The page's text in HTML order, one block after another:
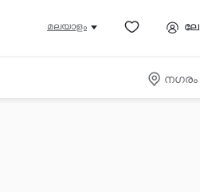
മലയാളം